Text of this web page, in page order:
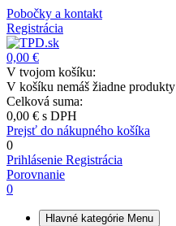
Pobočky a kontakt
Registrácia
0,00 €
V tvojom košíku:
V košíku nemáš žiadne produkty
Celková suma:
0,00 € s DPH
Prejsť do nákupného košíka
0
Prihlásenie Registrácia
Porovnanie
0
Hlavné kategórie Menu